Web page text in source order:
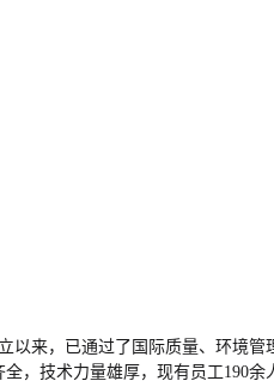
来，已通过了国际质量、环境
，技术力量雄厚，现有员工190